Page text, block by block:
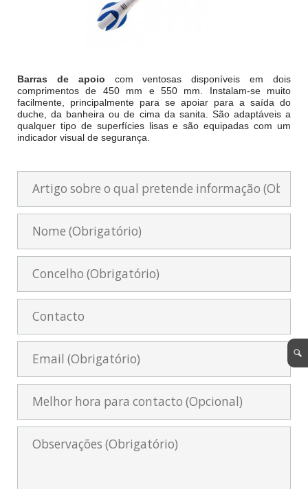
Barras de apoio com ventosas disponíveis em dois
comprimentos de 450 mm e 550 mm. Instalam-se muito
facilmente, principalmente para se apoiar para a saída do
duche, da banheira ou de cima da sanita. São adaptáveis a
qualquer tipo de superfícies lisas e são equipadas com um
indicador visual de segurança.